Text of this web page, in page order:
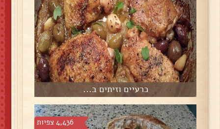
כרעיים וזיתים ב...
4,436 צפיות